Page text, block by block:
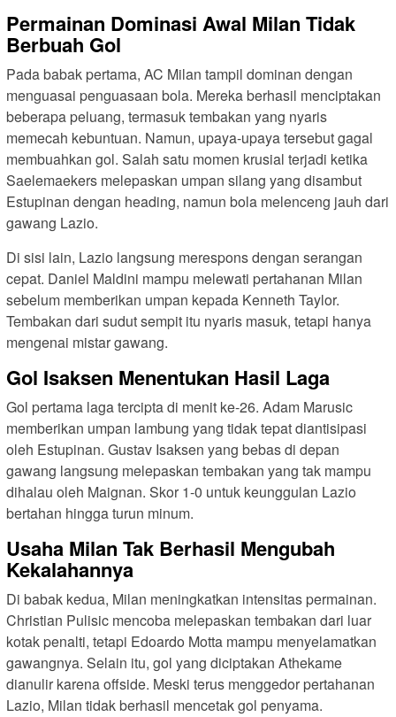
Permainan Dominasi Awal Milan Tidak
Berbuah Gol
Pada babak pertama, AC Milan tampil dominan dengan
menguasai penguasaan bola. Mereka berhasil menciptakan
beberapa peluang, termasuk tembakan yang nyaris
memecah kebuntuan. Namun, upaya-upaya tersebut gagal
membuahkan gol. Salah satu momen krusial terjadi ketika
Saelemaekers melepaskan umpan silang yang disambut
Estupinan dengan heading, namun bola melenceng jauh dari
gawang Lazio.
Di sisi lain, Lazio langsung merespons dengan serangan
cepat. Daniel Maldini mampu melewati pertahanan Milan
sebelum memberikan umpan kepada Kenneth Taylor.
Tembakan dari sudut sempit itu nyaris masuk, tetapi hanya
mengenai mistar gawang.
Gol Isaksen Menentukan Hasil Laga
Gol pertama laga tercipta di menit ke-26. Adam Marusic
memberikan umpan lambung yang tidak tepat diantisipasi
oleh Estupinan. Gustav Isaksen yang bebas di depan
gawang langsung melepaskan tembakan yang tak mampu
dihalau oleh Maignan. Skor 1-0 untuk keunggulan Lazio
bertahan hingga turun minum.
Usaha Milan Tak Berhasil Mengubah
Kekalahannya
Di babak kedua, Milan meningkatkan intensitas permainan.
Christian Pulisic mencoba melepaskan tembakan dari luar
kotak penalti, tetapi Edoardo Motta mampu menyelamatkan
gawangnya. Selain itu, gol yang diciptakan Athekame
dianulir karena offside. Meski terus menggedor pertahanan
Lazio, Milan tidak berhasil mencetak gol penyama.